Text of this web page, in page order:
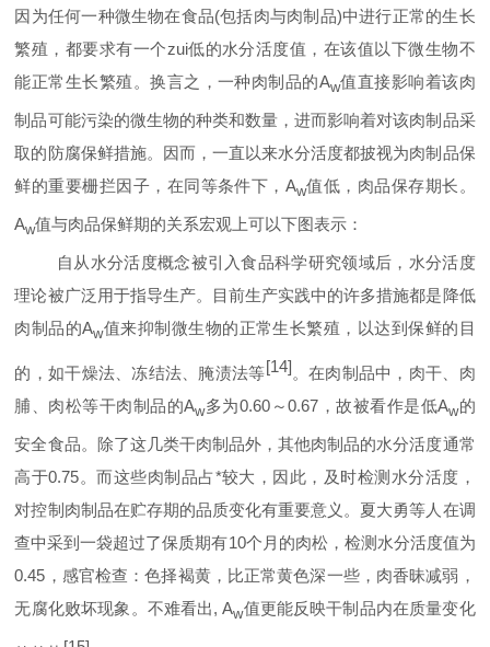
因为任何一种微生物在食品(包括肉与肉制品)中进行正常的生长
繁殖，都要求有一个zui低的水分活度值，在该值以下微生物不
能正常生长繁殖。换言之，一种肉制品的Aw值直接影响着该肉
制品可能污染的微生物的种类和数量，进而影响着对该肉制品采
取的防腐保鲜措施。因而，一直以来水分活度都披视为肉制品保
鲜的重要栅拦因子，在同等条件下， Aw值低，肉品保存期长。
Aw值与肉品保鲜期的关系宏观上可以下图表示：
自从水分活度概念被引入食品科学研究领域后，水分活度
理论被广泛用于指导生产。目前生产实践中的许多措施都是降低
肉制品的Aw值来抑制微生物的正常生长繁殖，以达到保鲜的目
的，如干燥法、冻结法、腌渍法等[14]。在肉制品中，肉干、肉
脯、肉松等干肉制品的Aw多为0.60 ～0.67 ，故被看作是低Aw的
安全食品。除了这几类干肉制品外，其他肉制品的水分活度通常
高于0.75。而这些肉制品占*较大，因此，及时检测水分活度，
对控制肉制品在贮存期的品质变化有重要意义。夏大勇等人在调
查中采到一袋超过了保质期有10个月的肉松，检测水分活度值为
0.45 ，感官检查：色择褐黄，比正常黄色深一些，肉香昧减弱，
无腐化败坏现象。不难看出, Aw值更能反映干制品内在质量变化